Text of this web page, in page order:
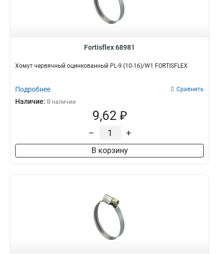
Fortisflex 68981
Хомут червячный оцинкованный PL-9 (10-16)/W1 FORTISFLEX
Подробнее Сравнить
Наличие: В наличии
9,62 ₽
– +
В корзину